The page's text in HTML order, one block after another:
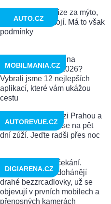
AUTO.CZ
MOBILMANIA.CZ
AUTOREVUE.CZ
DIGIARENA.CZ